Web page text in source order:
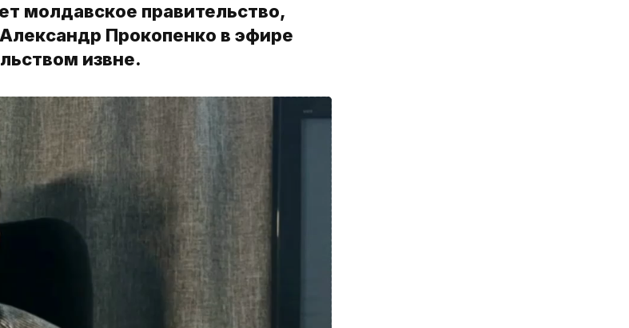
молдавское правительство,
Прокопенко в эфире
извне.